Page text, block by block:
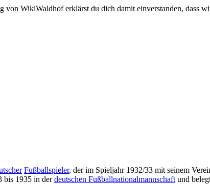
WikiWaldhof erklärst du dich damit einverstanden, dass
Fußballspieler, der im Spieljahr 1932/33 mit seinem
bis 1935 in derdeutschen Fußballnationalmannschaft und